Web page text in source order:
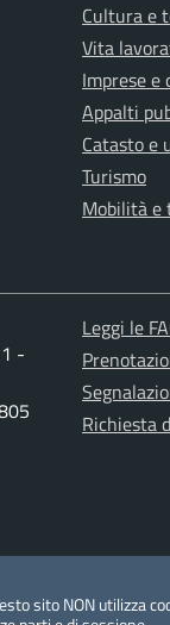
Cultura e
Vita
Imprese e
Appalti
Catasto e
Turismo
Mobilità e
-
Leggi le
Richiesta
sito NON utilizza